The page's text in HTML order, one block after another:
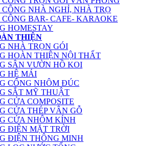
CÔNG NHÀ NGHỈ, NHÀ TRỌ
CÔNG BAR- CAFE- KARAOKE
HOMESTAY
THIỆN
NHÀ TRỌN GÓI
HOÀN THIỆN NỘI THẤT
SÂN VƯỜN HỒ KOI
HỆ MÁI
CỔNG NHÔM ĐÚC
SẮT MỸ THUẬT
CỬA COMPOSITE
CỬA THÉP VÂN GỖ
CỬA NHÔM KÍNH
ĐIỆN MẶT TRỜI
ĐIỆN THÔNG MINH